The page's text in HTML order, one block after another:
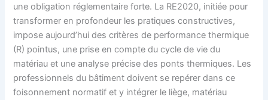
une obligation réglementaire forte. La RE2020, initiée pour
transformer en profondeur les pratiques constructives,
impose aujourd’hui des critères de performance thermique
(R) pointus, une prise en compte du cycle de vie du
matériau et une analyse précise des ponts thermiques. Les
professionnels du bâtiment doivent se repérer dans ce
foisonnement normatif et y intégrer le liège, matériau